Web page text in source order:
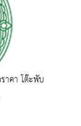
าคา โต๊ะพับ